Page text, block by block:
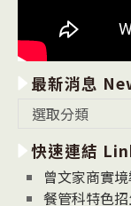
最新消息
消
息
News
選取分類
快速連結
曾文家商實
餐管科特色